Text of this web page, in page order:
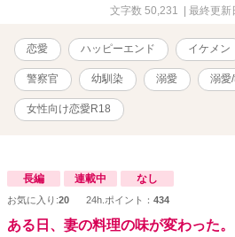
が好きすぎてお前以外じゃ勃たないん
あのデッドボールから始まった。 の、
新作です。
文字数 50,231 | 最終更
恋愛 ハッピーエンド イケメン
警察官 幼馴染 溺愛 溺愛
女性向け恋愛R18
長編 連載中 なし
お気に入り:20 24h.ポイント： 434
ある日、妻の料理の味が変わった。